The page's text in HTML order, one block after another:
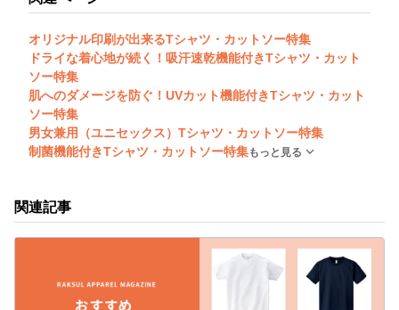
オリジナル印刷が出来るTシャツ・カットソー特集
ドライな着心地が続く！吸汗速乾機能付きTシャツ・カット
ソー特集
肌へのダメージを防ぐ！UVカット機能付きTシャツ・カット
ソー特集
男女兼用（ユニセックス）Tシャツ・カットソー特集
制菌機能付きTシャツ・カットソー特集もっと見る
関連記事